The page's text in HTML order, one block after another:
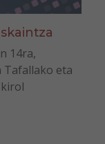
14ra,
Tafallako eta